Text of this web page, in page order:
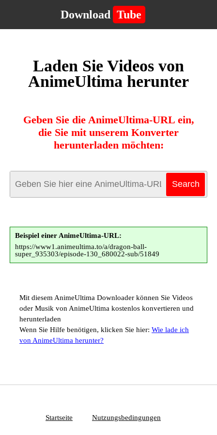
Download Tube
Laden Sie Videos von
AnimeUltima herunter
Geben Sie die AnimeUltima-URL ein,
die Sie mit unserem Konverter
herunterladen möchten:
Beispiel einer AnimeUltima-URL:
https://www1.animeultima.to/a/dragon-ball-
super_935303/episode-130_680022-sub/51849
Mit diesem AnimeUltima Downloader können Sie Videos
oder Musik von AnimeUltima kostenlos konvertieren und
herunterladen
Wenn Sie Hilfe benötigen, klicken Sie hier: Wie lade ich
von AnimeUltima herunter?
Startseite Nutzungsbedingungen